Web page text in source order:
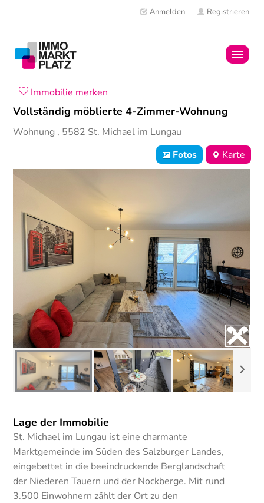
Anmelden Registrieren
Mitglieder
Immobilie merken
Vollständig möblierte 4-Zimmer-Wohnung
Wohnung , 5582 St. Michael im Lungau
Fotos
Karte
Lage der Immobilie
St. Michael im Lungau ist eine charmante
Marktgemeinde im Süden des Salzburger Landes,
eingebettet in die beeindruckende Berglandschaft
der Niederen Tauern und der Nockberge. Mit rund
3.500 Einwohnern zählt der Ort zu den